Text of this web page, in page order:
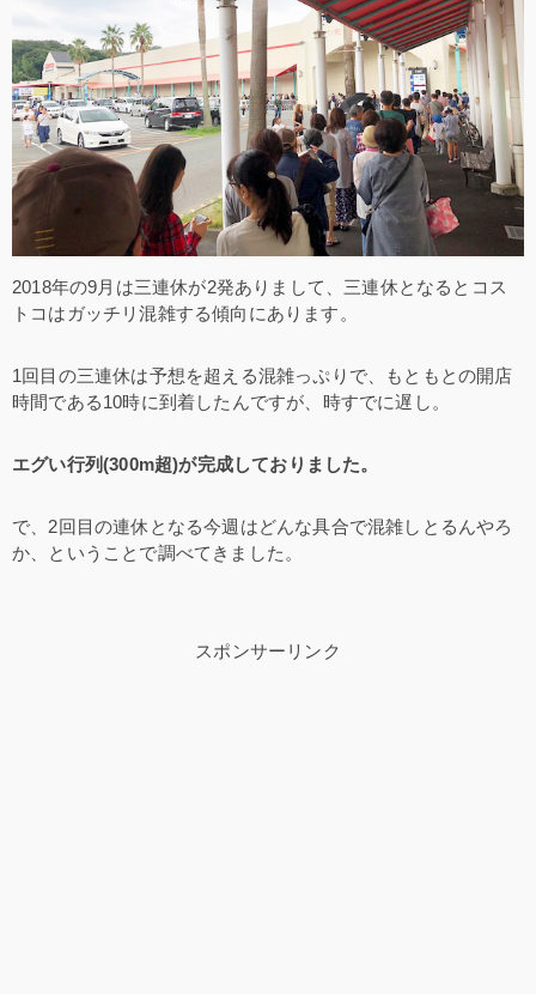
2018年の9月は三連休が2発ありまして、三連休となるとコス
トコはガッチリ混雑する傾向にあります。
1回目の三連休は予想を超える混雑っぷりで、もともとの開店
時間である10時に到着したんですが、時すでに遅し。
エグい行列(300m超)が完成しておりました。
で、2回目の連休となる今週はどんな具合で混雑しとるんやろ
か、ということで調べてきました。
スポンサーリンク